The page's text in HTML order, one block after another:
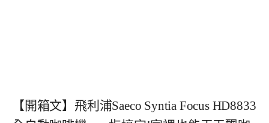
【開箱文】飛利浦Saeco Syntia Focus HD8833